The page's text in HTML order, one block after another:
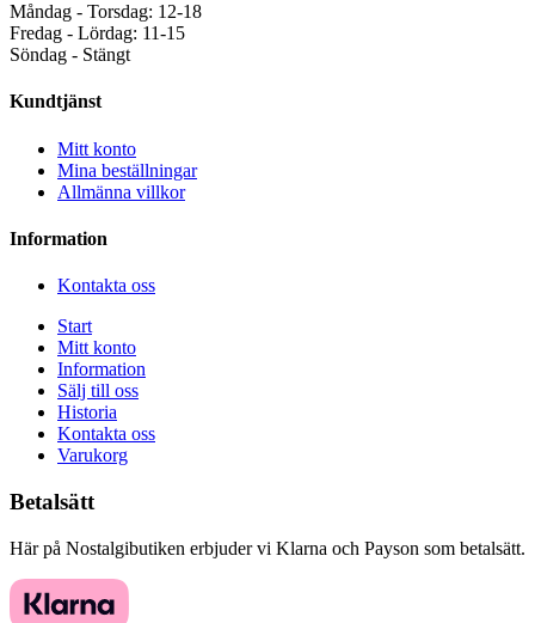
Måndag - Torsdag: 12-18
Fredag - Lördag: 11-15
Söndag - Stängt
Kundtjänst
Mitt konto
Mina beställningar
Allmänna villkor
Information
Kontakta oss
Start
Mitt konto
Information
Sälj till oss
Historia
Kontakta oss
Varukorg
Betalsätt
Här på Nostalgibutiken erbjuder vi Klarna och Payson som betalsätt.